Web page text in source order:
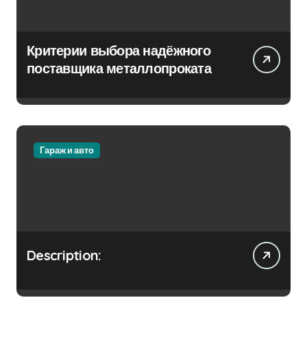
Критерии выбора надёжного
поставщика металлопроката
Гараж и авто
Description: